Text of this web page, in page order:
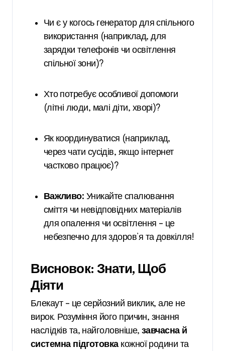
Чи є у когось генератор для спільного
використання (наприклад, для
зарядки телефонів чи освітлення
спільної зони)?
Хто потребує особливої допомоги
(літні люди, малі діти, хворі)?
Як координуватися (наприклад,
через чати сусідів, якщо інтернет
частково працює)?
Важливо: Уникайте спалювання
сміття чи невідповідних матеріалів
для опалення чи освітлення – це
небезпечно для здоров’я та довкілля!
Висновок: Знати, Щоб
Діяти
Блекаут – це серйозний виклик, але не
вирок. Розуміння його причин, знання
наслідків та, найголовніше, завчасна й
системна підготовкакожної родини та